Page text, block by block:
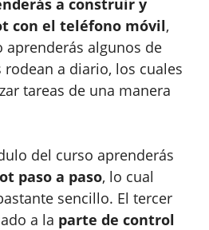
con el teléfono móvil,
algunos de
a diario, los cuales
tareas de una manera
del curso aprenderás
paso a paso, lo cual
sencillo. El tercer
a la parte de control